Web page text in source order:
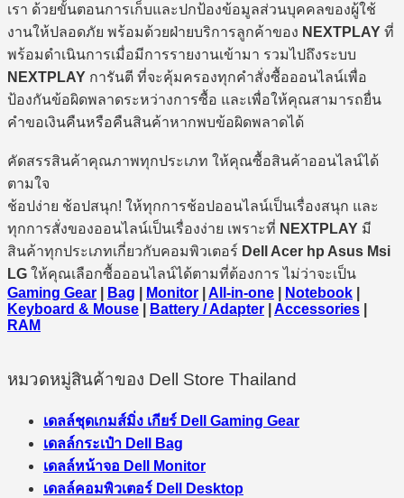
เรา ด้วยขั้นตอนการเก็บและปกป้องข้อมูลส่วนบุคคลของผู้ใช้
งานให้ปลอดภัย พร้อมด้วยฝ่ายบริการลูกค้าของ NEXTPLAY ที่
พร้อมดำเนินการเมื่อมีการรายงานเข้ามา รวมไปถึงระบบ
NEXTPLAY การันตี ที่จะคุ้มครองทุกคำสั่งซื้อออนไลน์เพื่อ
ป้องกันข้อผิดพลาดระหว่างการซื้อ และเพื่อให้คุณสามารถยื่น
คำขอเงินคืนหรือคืนสินค้าหากพบข้อผิดพลาดได้
คัดสรรสินค้าคุณภาพทุกประเภท ให้คุณซื้อสินค้าออนไลน์ได้
ตามใจ
ช้อปง่าย ช้อปสนุก! ให้ทุกการช้อปออนไลน์เป็นเรื่องสนุก และ
ทุกการสั่งของออนไลน์เป็นเรื่องง่าย เพราะที่ NEXTPLAY มี
สินค้าทุกประเภทเกี่ยวกับคอมพิวเตอร์ Dell Acer hp Asus Msi
LG ให้คุณเลือกซื้อออนไลน์ได้ตามที่ต้องการ ไม่ว่าจะเป็น
Gaming Gear
Bag Monitor All-in-one Notebook
Keyboard & Mouse
Battery / Adapter Accessories
RAM
หมวดหมู่สินค้าของ Dell Store Thailand
เดลล์ชุดเกมส์มิ่ง เกียร์ Dell Gaming Gear
เดลล์กระเป๋า Dell Bag
เดลล์หน้าจอ Dell Monitor
เดลล์คอมพิวเตอร์ Dell Desktop